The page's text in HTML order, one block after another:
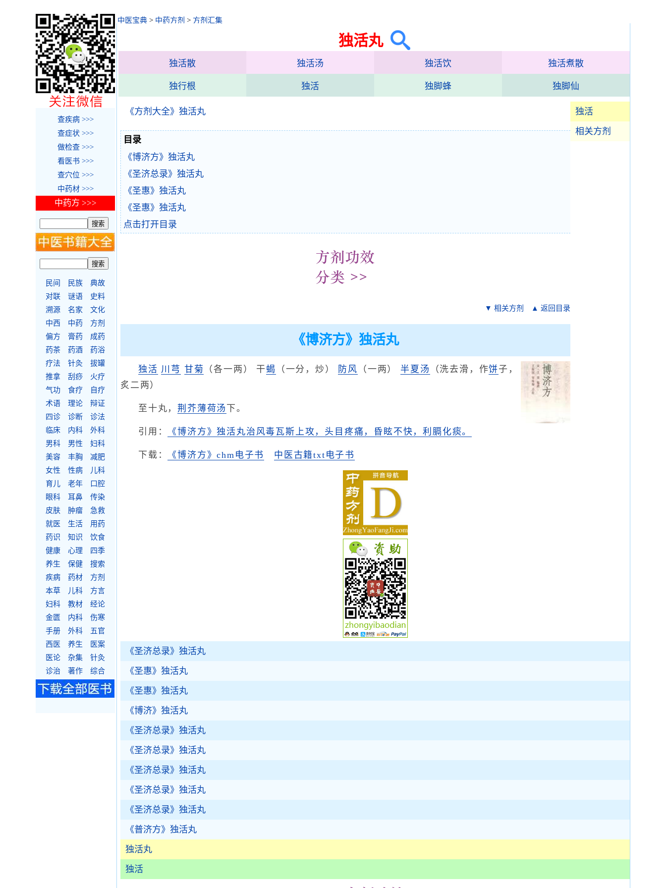
中医宝典 > 中药方剂 > 方剂汇集
独活丸
独活散 独活汤 独活饮 独活煮散
独行根 独活 独脚蜂 独脚仙
独活
相关方剂
《方剂大全》独活丸
目录
《博济方》独活丸
《圣济总录》独活丸
《圣惠》独活丸
《圣惠》独活丸
点击打开目录
▼ 相关方剂 ▲ 返回目录
《博济方》独活丸
独活 川芎 甘菊 （各一两） 干 蝎 （一分，炒） 防风 （一两） 半夏汤 （洗去滑，作饼子，
炙二两）
至十丸，荆芥薄荷汤 下。
引用： 《博济方》独活丸治风毒瓦斯上攻，头目疼痛，昏眩不快，利膈化痰。
下载： 《博济方》chm电子书 中医古籍txt电子书
《圣济总录》独活丸
《圣惠》独活丸
《圣惠》独活丸
《博济》独活丸
《圣济总录》独活丸
《圣济总录》独活丸
《圣济总录》独活丸
《圣济总录》独活丸
《圣济总录》独活丸
《普济方》独活丸
独活丸
独活
查疾病 >>>
查症状 >>>
做检查 >>>
看医书 >>>
查穴位 >>>
中药材 >>>
中药方 >>>
民间 民族
典故
对联
谜语
史料
溯源
名家
文化
中西
中药
方剂
偏方
膏药
成药
药茶
药酒
药浴
疗法
针灸
拔罐
推拿
刮痧
火疗
气功
食疗
自疗
术语
理论
辩证
四诊
诊断
诊法
临床
内科
外科
男科
男性
妇科
美容
丰胸
减肥
女性
性病
儿科
育儿
老年
口腔
眼科
耳鼻
传染
皮肤
肿瘤
急救
就医
生活
用药
药识
知识
饮食
健康
心理
四季
养生
保健
搜索
疾病
药材
方剂
本草
儿科
方言
妇科
教材
经论
金匮
内科
伤寒
手册
外科
五官
西医
养生
医案
医论
杂集
针灸
诊治
著作 综合